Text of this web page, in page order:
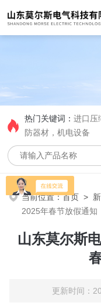
热门关键词：进口压
防器材，机电设备
当前位置：首页 >
2025年春节放假通知
山东莫尔斯
更新时间：